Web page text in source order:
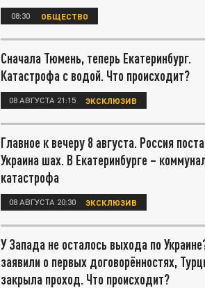
08:30 ОБЩЕСТВО
Сначала Тюмень, теперь Екатеринбург.
Катастрофа с водой. Что происходит?
08 АВГУСТА 21:15 ЭКСКЛЮЗИВ
Главное к вечеру 8 августа. Россия
Украина шах. В Екатеринбурге –
катастрофа
08 АВГУСТА 20:30 ЭКСКЛЮЗИВ
У Запада не осталось выхода по
заявили о первых договорённостях,
закрыла проход. Что происходит?